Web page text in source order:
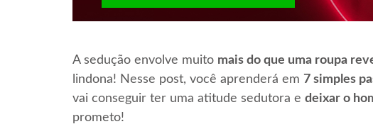
A sedução envolve muito mais do que uma roupa
lindona! Nesse post, você aprenderá em 7 simples
vai conseguir ter uma atitude sedutora e deixar o
prometo!